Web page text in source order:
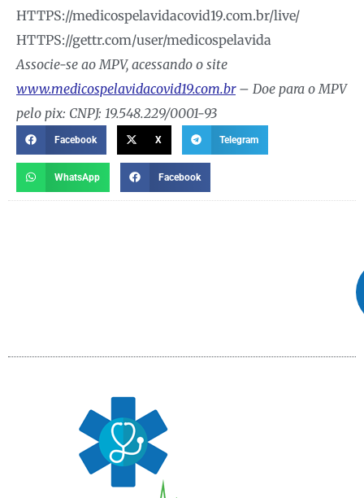
HTTPS://medicospelavidacovid19.com.br/live/
HTTPS://gettr.com/user/medicospelavida
Associe-se ao MPV, acessando o site
www.medicospelavidacovid19.com.br– Doe para o MPV
pelo pix: CNPJ: 19.548.229/0001-93
Facebook X Telegram
WhatsApp Facebook